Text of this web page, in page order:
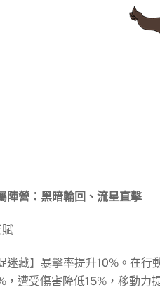
陣營：黑暗輪回、流星直擊
賦
捉迷藏】暴擊率提升10%。在
，遭受傷害降低15%，移動力